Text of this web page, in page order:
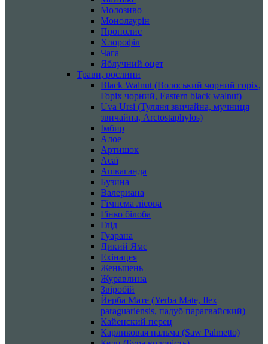
Молозиво
Монолаурін
Прополис
Хлорофіл
Чага
Яблучний оцет
Трави, рослини
Black Walnut (Волоський чорний горіх,
Горіх чорний, Eastern black walnut)
Uva Ursi (Туляня звичайна, мучниця
звичайна, Arctostaphylos)
Імбир
Алое
Артишок
Асаї
Ашваганда
Бузина
Валериана
Гімнема лісова
Гінко білоба
Глід
Гуарана
Дикий Ямс
Ехінацея
Женьшень
Журавлина
Звіробій
Йерба Мате (Yerba Mate, Ilex
paraguariensis, падуб парагвайский)
Кайенский перец
Карликовая пальма (Saw Palmetto)